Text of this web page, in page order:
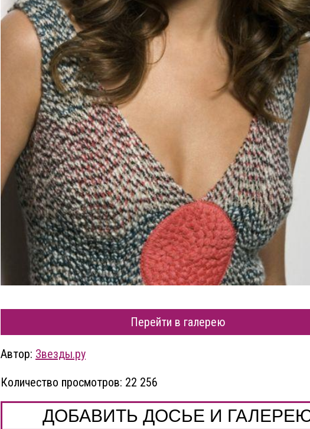
Перейти в галерею
Автор: Звезды.ру
Количество просмотров: 22 256
ДОБАВИТЬ ДОСЬЕ И